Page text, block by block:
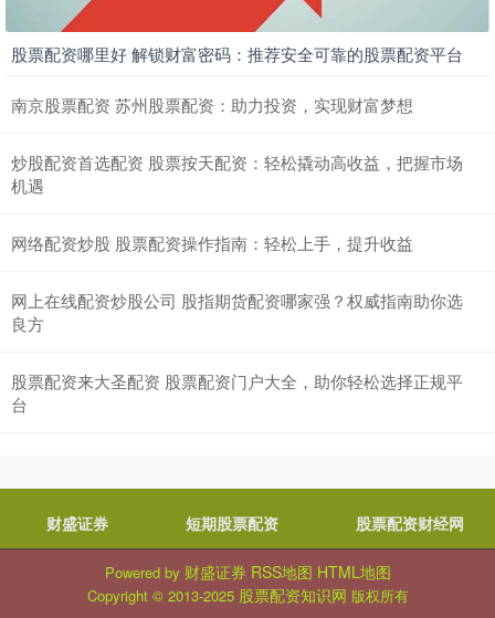
股票配资哪里好 解锁财富密码：推荐安全可靠的股票配资平台
南京股票配资 苏州股票配资：助力投资，实现财富梦想
炒股配资首选配资 股票按天配资：轻松撬动高收益，把握市场
机遇
网络配资炒股 股票配资操作指南：轻松上手，提升收益
网上在线配资炒股公司 股指期货配资哪家强？权威指南助你选
良方
股票配资来大圣配资 股票配资门户大全，助你轻松选择正规平
台
财盛证券 短期股票配资 股票配资财经网
Powered by 财盛证券 RSS地图 HTML地图
Copyright © 2013-2025 股票配资知识网 版权所有